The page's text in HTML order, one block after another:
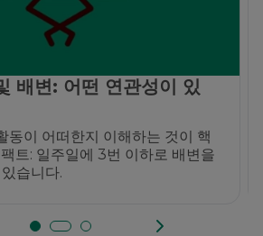
배변: 어떤 연관성이 있
동이 어떠한지 이해하는 것이 핵
트: 일주일에 3번 이하로 배변을
습니다.